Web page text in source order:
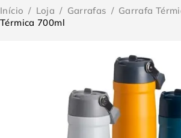
Início / Loja / Garrafas / Garrafa
Térmica 700ml